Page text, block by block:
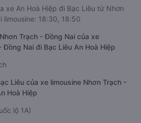
xe An Hoà Hiệp đi Bạc Liêu từ Nhơn
limousine: 18:30, 18:50
Trạch - Đồng Nai của xe
Đồng Nai đi Bạc Liêu An Hoà Hiệp
Liêu của xe limousine Nhơn Trạch -
Hoà Hiệp
lộ 1A)